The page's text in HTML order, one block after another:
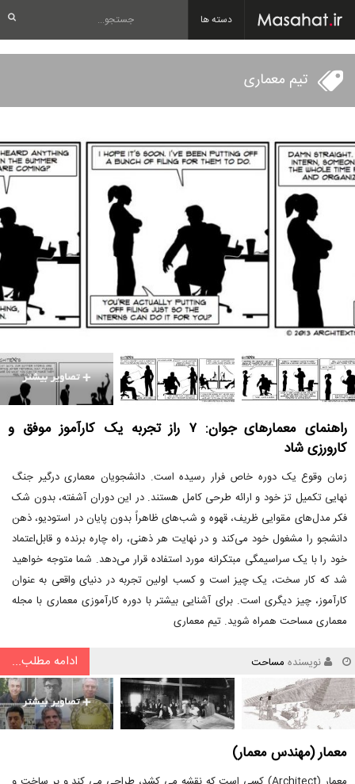
دسته ها
تیم معماری
راهنمای معمارهای جوان: ۷ راز تجربه یک کارآموز موفق و
کارورزی شاد
زمان وقوع یک دوره خاص فرار رسیده است. دانشجویان معماری درگیر جنگ
نهایی تکمیل تز خود و ارائه طرحی کامل هستند. در این دوران آشفته، بدون شک
فکر مدل‌های مقوایی ظریف، قهوه و شب‌های ظاهراً بدون پایان در استودیو، ذهن
دانشجو را مشغول خود می‌کند و در نهایت هر ذهنی، راه چاره برنده و قابل‌اعتماد
خود را با یک سراسیمگی مبتکرانه مورد استفاده قرار می‌دهد. شما متوجه خواهید
شد که کار سخت، یک چیز است و کسب اولین تجربه در دنیای واقعی به عنوان
کارآموز، چیز دیگری است. برای آشنایی بیشتر با دوره کارآموزی معماری با مجله
معماری مساحت همراه شوید. تیم معماری
نویسنده مساحت ادامه مطلب...
معمار (مهندس معمار)